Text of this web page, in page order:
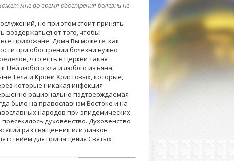
мне во время обострения болезни не
но при этом стоит принять
воздержаться от того, чтобы
прихожане. Дома Вы можете, как
при обострении болезни нужно
что есть в Церкви такая
Ней любого зла и любого изъяна,
Тела и Крови Христовых, которые,
которые никакая инфекция
рационально подтверждаемая
было на православном Востоке и на
народов при эпидемических
духовенство. Духовенство
раз священник или диакон
для причащения Святых